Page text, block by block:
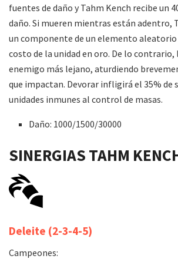
fuentes de daño y Tahm Kench recibe un
daño. Si mueren mientras están adentro,
un componente de un elemento aleatorio
costo de la unidad en oro. De lo contrario,
enemigo más lejano, aturdiendo
que impactan. Devorar infligirá el 35% de
unidades inmunes al control de masas.
Daño: 1000/1500/30000
SINERGIAS TAHM
Deleite (2-3-4-5)
Campeones: